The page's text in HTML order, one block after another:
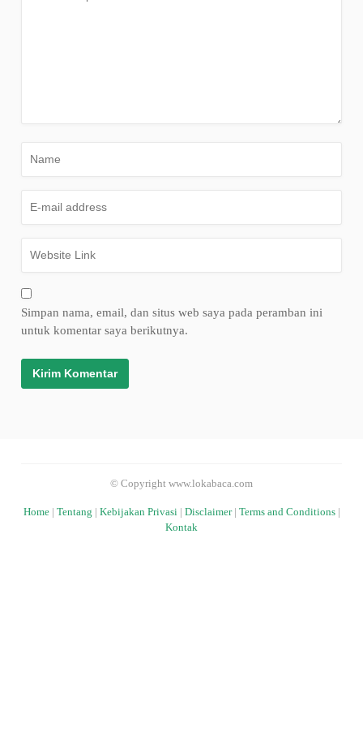
Simpan nama, email, dan situs web saya pada peramban ini
untuk komentar saya berikutnya.
© Copyright www.lokabaca.com
Home| Tentang Kebijakan Privasi| Disclaimer| Terms and Conditions|
Kontak